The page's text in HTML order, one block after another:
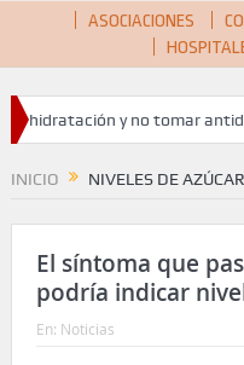
ASOCIACIONES
hidratación y no tomar
INICIO NIVELES DE AZÚCAR
El síntoma que
podría indicar
En: Noticias